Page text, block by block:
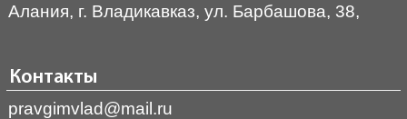
Алания, г. Владикавказ, ул. Барбашова, 38,
Контакты
pravgimvlad@mail.ru